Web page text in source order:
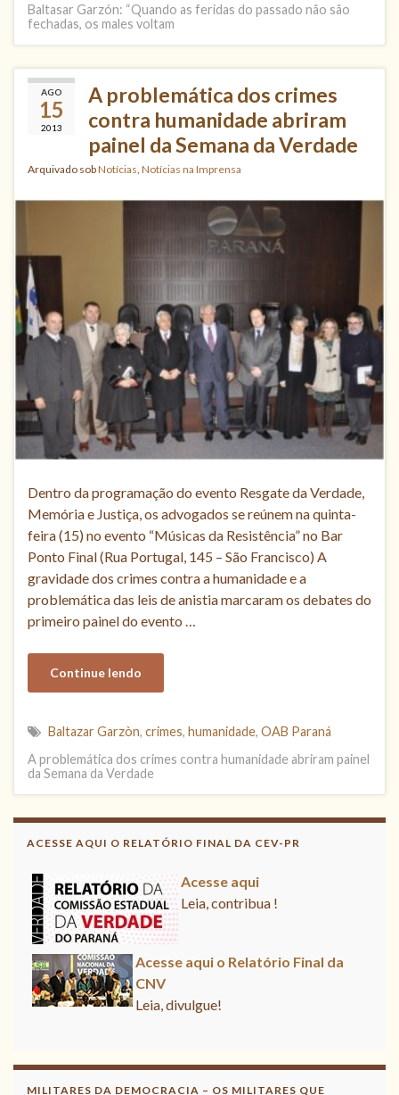
Baltasar Garzón: “Quando as feridas do passado não são
fechadas, os males voltam
AGO
15
2013
A problemática dos crimes
contra humanidade abriram
painel da Semana da Verdade
Arquivado sobNotícias Notícias na Imprensa
Dentro da programação do evento Resgate da Verdade,
Memória e Justiça, os advogados se reúnem na quinta-
feira (15) no evento “Músicas da Resistência” no Bar
Ponto Final (Rua Portugal, 145 – São Francisco) A
gravidade dos crimes contra a humanidade e a
problemática das leis de anistia marcaram os debates do
primeiro painel do evento …
Continue lendo
Baltazar Garzòn, crimes, humanidade, OAB Paraná
A problemática dos crimes contra humanidade abriram painel
da Semana da Verdade
ACESSE AQUI O RELATÓRIO FINAL DA CEV-PR
Acesse aqui
Leia, contribua !
Acesse aqui o Relatório Final da
CNV
Leia, divulgue!
Leia, contribua !
MILITARES DA DEMOCRACIA – OS MILITARES QUE